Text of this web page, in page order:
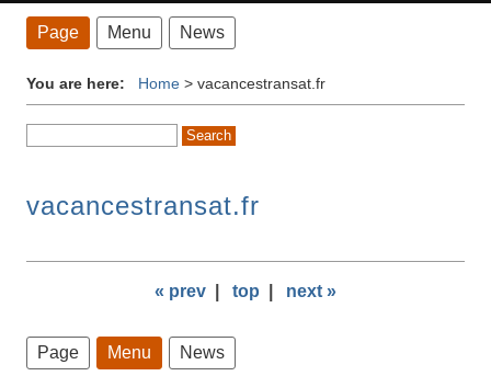
Page Menu News
You are here: Home > vacancestransat.fr
vacancestransat.fr
« prev top next »
Page Menu News